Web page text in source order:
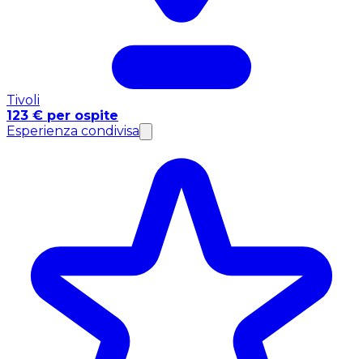
Tivoli
123 € per ospite
Esperienza condivisa